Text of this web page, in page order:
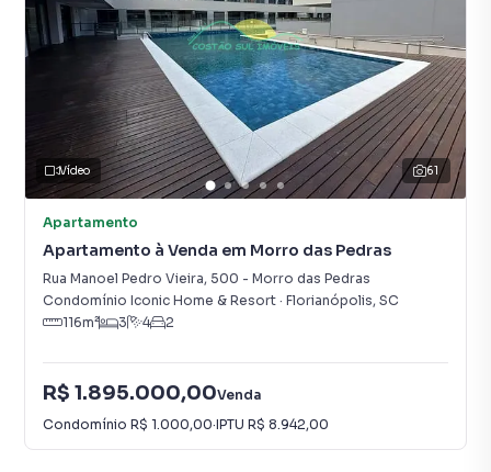
61
Vídeo
Apartamento
Apartamento à Venda em Morro das Pedras
Rua Manoel Pedro Vieira, 500 - Morro das Pedras
Condomínio Iconic Home & Resort · Florianópolis, SC
116m² 3 4 2
R$ 1.895.000,00Venda
Condomínio R$ 1.000,00·IPTU R$ 8.942,00